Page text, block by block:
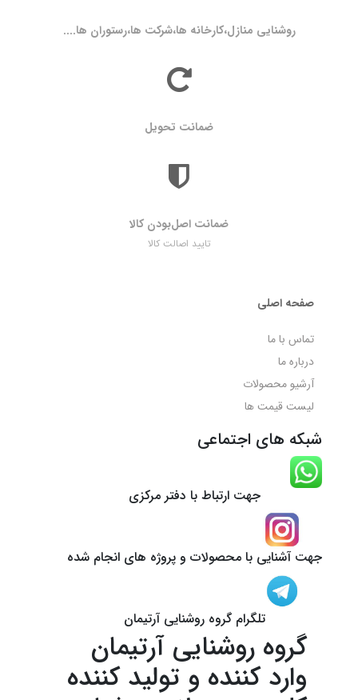
روشنایی منازل،کارخانه ها،شرکت ها،رستوران ها....
ضمانت تحویل
ضمانت اصل‌بودن کالا
تایید اصالت کالا
صفحه اصلی
تماس با ما
درباره ما
آرشیو محصولات
لیست قیمت ها
شبکه های اجتماعی
جهت ارتباط با دفتر مرکزی
جهت آشنایی با محصولات و پروژه های انجام شده
تلگرام گروه روشنایی آرتیمان
گروه روشنایی آرتیمان
وارد کننده و تولید کننده